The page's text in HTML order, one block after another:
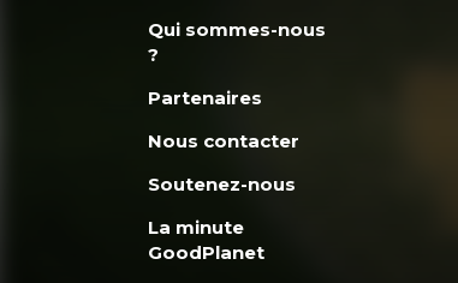
Qui sommes-nous
?
Partenaires
Nous contacter
Soutenez-nous
La minute
GoodPlanet